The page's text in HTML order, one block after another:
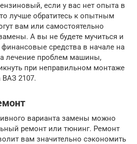
если у вас нет опыта в
лучше обратитесь к опытным
вам или самостоятельно
А вы не будете мучиться и
средства в начале на
лечение проблем машины,
при неправильном монтаже
ВАЗ 2107.
варианта замены можно
ремонт или тюнинг. Ремонт
вам значительно сэкономить